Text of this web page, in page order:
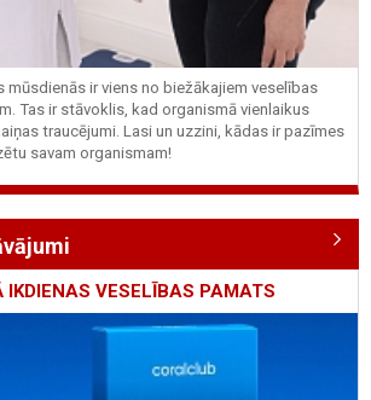
ir viens no biežākajiem veselības
Tas ir stāvoklis, kad organismā vienlaikus
traucējumi. Lasi un uzzini, kādas ir pazīmes
savam organismam!
IKDIENAS VESELĪBAS PAMATS